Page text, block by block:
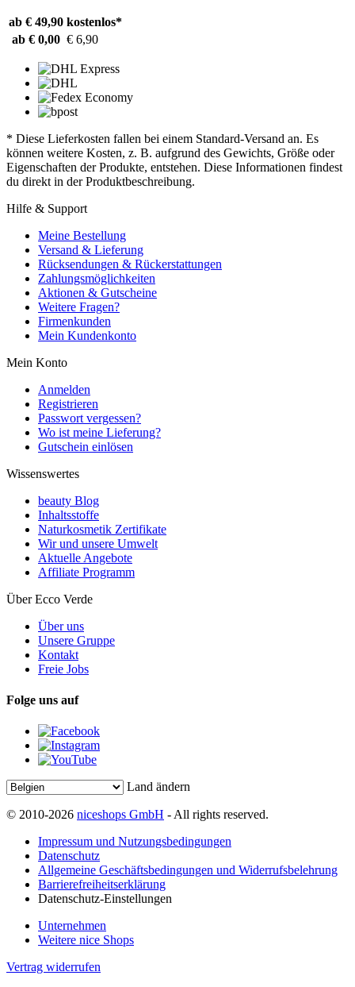
ab € 49,90 kostenlos*
ab € 0,00 € 6,90
* Diese Lieferkosten fallen bei einem Standard-Versand an. Es
können weitere Kosten, z. B. aufgrund des Gewichts, Größe oder
Eigenschaften der Produkte, entstehen. Diese Informationen findest
du direkt in der Produktbeschreibung.
Hilfe & Support
Meine Bestellung
Versand & Lieferung
Rücksendungen & Rückerstattungen
Zahlungsmöglichkeiten
Aktionen & Gutscheine
Weitere Fragen?
Firmenkunden
Mein Kundenkonto
Mein Konto
Anmelden
Registrieren
Passwort vergessen?
Wo ist meine Lieferung?
Gutschein einlösen
Wissenswertes
beauty Blog
Inhaltsstoffe
Naturkosmetik Zertifikate
Wir und unsere Umwelt
Aktuelle Angebote
Affiliate Programm
Über Ecco Verde
Über uns
Unsere Gruppe
Kontakt
Freie Jobs
Folge uns auf
Land ändern
© 2010-2026 niceshops GmbH - All rights reserved.
Impressum und Nutzungsbedingungen
Datenschutz
Allgemeine Geschäftsbedingungen und Widerrufsbelehrung
Barrierefreiheitserklärung
Datenschutz-Einstellungen
Unternehmen
Weitere nice Shops
Vertrag widerrufen